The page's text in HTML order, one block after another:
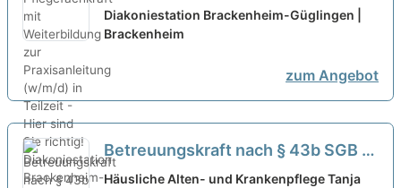
zur Praxisanleitung (w/m/d) in
Teilzeit - Hier sind Sie richtig!
Diakoniestation Brackenheim-Güglingen |
Brackenheim
zum Angebot
Betreuungskraft nach § 43b SGB XI
(m/w/d) in Teilzeit oder
Häusliche Alten- und Krankenpflege Tanja